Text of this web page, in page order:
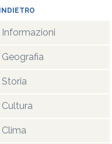
Informazioni
Geografia
Storia
Cultura
Clima